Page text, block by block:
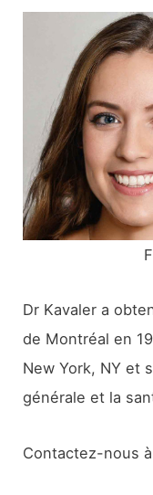
:
Dr Kavaler a
de Montréal en
New York, NY et
générale et la
Contactez-nous